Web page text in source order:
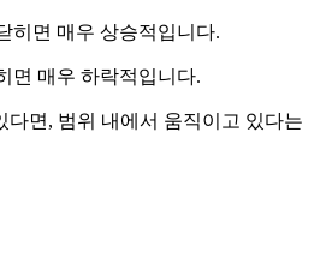
히면 매우 상승적입니다.
면 매우 하락적입니다.
다면, 범위 내에서 움직이고 있다는